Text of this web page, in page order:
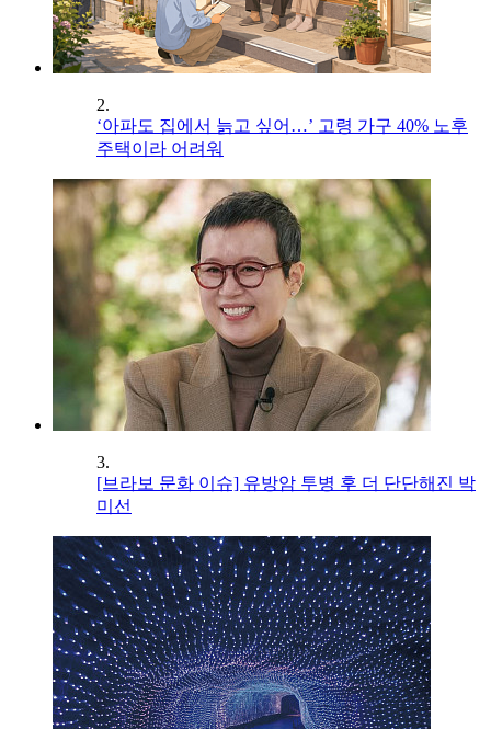
2.
‘아파도 집에서 늙고 싶어…’ 고령 가구 40% 노후
주택이라 어려워
3.
[브라보 문화 이슈] 유방암 투병 후 더 단단해진 박
미선